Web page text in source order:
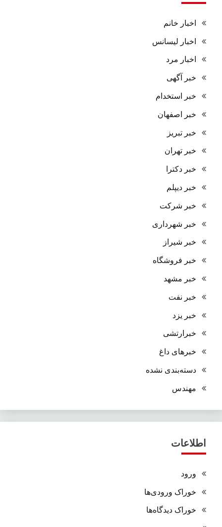
اخبار خانم
اخبار لیسانس
اخبار مرد
خبر آگهی
خبر استخدام
خبر اصفهان
خبر تبریز
خبر تهران
خبر دکترا
خبر دیپلم
خبر شرکت
خبر شهرداری
خبر شیراز
خبر فروشگاه
خبر مشهد
خبر نفت
خبر یزد
خبرارتشی
خبرهای داغ
دسته‌بندی نشده
مهندس
اطلاعات
ورود
خوراک ورودی‌ها
خوراک دیدگاه‌ها